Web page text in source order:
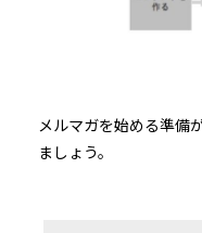
メルマガを始める準備
ましょう。